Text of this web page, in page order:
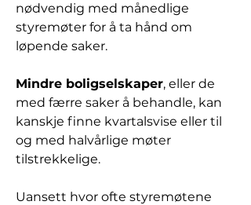
nødvendig med månedlige
styremøter for å ta hånd om
løpende saker.
Mindre boligselskaper, eller de
med færre saker å behandle, kan
kanskje finne kvartalsvise eller til
og med halvårlige møter
tilstrekkelige.
Uansett hvor ofte styremøtene